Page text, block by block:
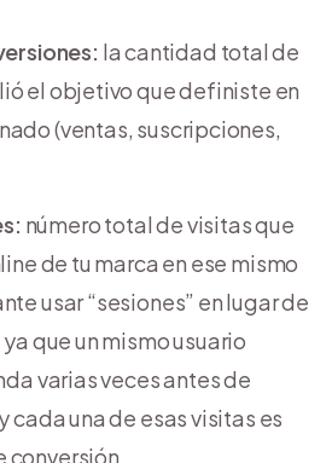
la cantidad total de
el objetivo que definiste en
(ventas, suscripciones,
número total de visitas que
de tu marca en ese mismo
usar “sesiones” en lugar de
que un mismo usuario
varias veces antes de
cada una de esas visitas es